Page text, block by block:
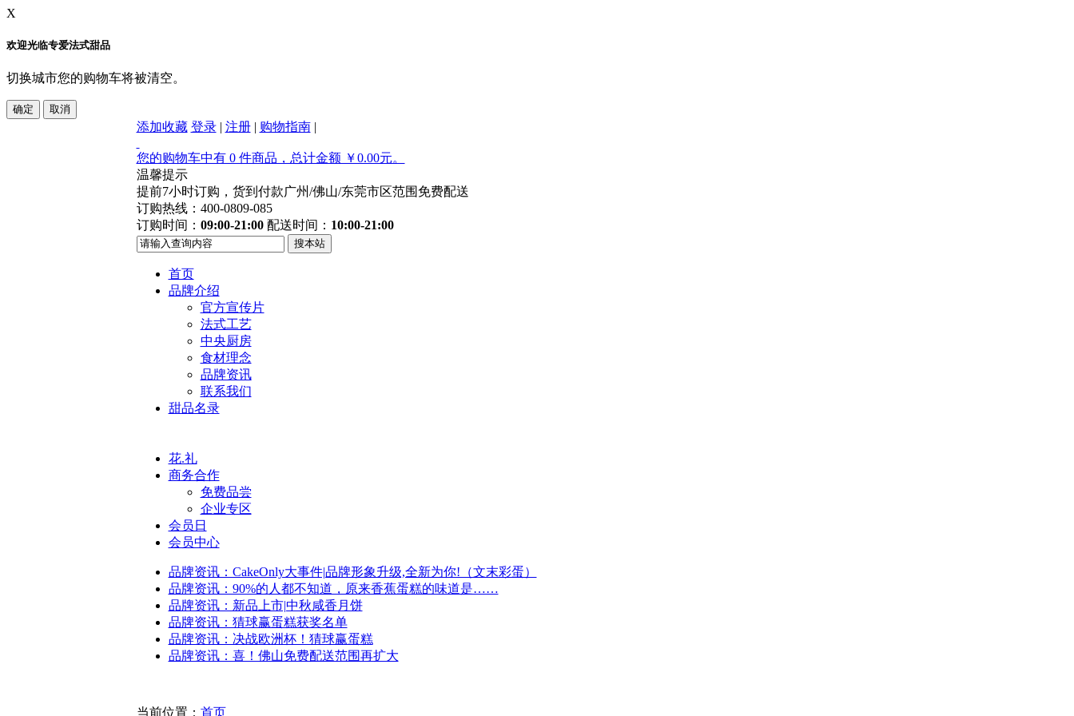
X
欢迎光临专爱法式甜品
切换城市您的购物车将被清空。
添加收藏 登录| 注册| 购物指南|
您的购物车中有 0 件商品，总计金额 ￥0.00元。
温馨提示
提前7小时订购，货到付款广州/佛山/东莞市区范围免费配送
订购热线：400-0809-085
订购时间： 09:00-21:00配送时间： 10:00-21:00
首页
品牌介绍
官方宣传片
法式工艺
中央厨房
食材理念
品牌资讯
联系我们
甜品名录
花.礼
商务合作
免费品尝
企业专区
会员日
会员中心
品牌资讯：CakeOnly大事件|品牌形象升级,全新为你!（文末彩蛋）
品牌资讯：90%的人都不知道，原来香蕉蛋糕的味道是……
品牌资讯：新品上市|中秋咸香月饼
品牌资讯：猜球赢蛋糕获奖名单
品牌资讯：决战欧洲杯！猜球赢蛋糕
品牌资讯：喜！佛山免费配送范围再扩大
当前位置： 首页